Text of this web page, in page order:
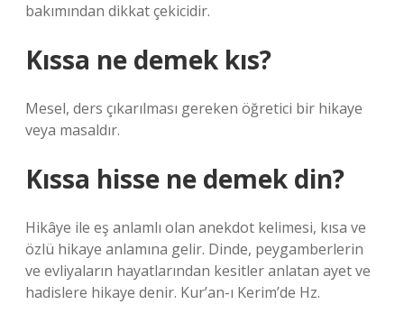
bakımından dikkat çekicidir.
Kıssa ne demek kıs?
Mesel, ders çıkarılması gereken öğretici bir hikaye
veya masaldır.
Kıssa hisse ne demek din?
Hikâye ile eş anlamlı olan anekdot kelimesi, kısa ve
özlü hikaye anlamına gelir. Dinde, peygamberlerin
ve evliyaların hayatlarından kesitler anlatan ayet ve
hadislere hikaye denir. Kur’an-ı Kerim’de Hz.